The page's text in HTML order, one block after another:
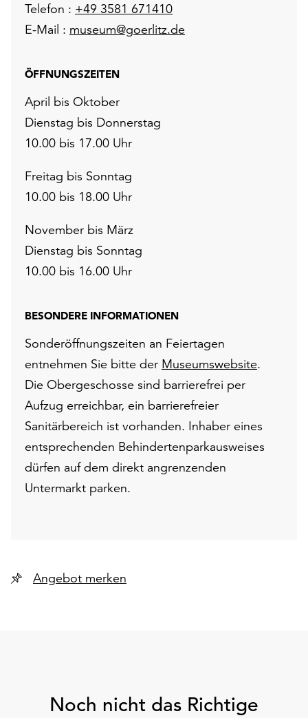
Telefon : +49 3581 671410
E-Mail : museum@goerlitz.de
ÖFFNUNGSZEITEN
April bis Oktober
Dienstag bis Donnerstag
10.00 bis 17.00 Uhr
Freitag bis Sonntag
10.00 bis 18.00 Uhr
November bis März
Dienstag bis Sonntag
10.00 bis 16.00 Uhr
BESONDERE INFORMATIONEN
Sonderöffnungszeiten an Feiertagen
entnehmen Sie bitte der Museumswebsite.
Die Obergeschosse sind barrierefrei per
Aufzug erreichbar, ein barrierefreier
Sanitärbereich ist vorhanden. Inhaber eines
entsprechenden Behindertenparkausweises
dürfen auf dem direkt angrenzenden
Untermarkt parken.
Angebot merken
Noch nicht das Richtige